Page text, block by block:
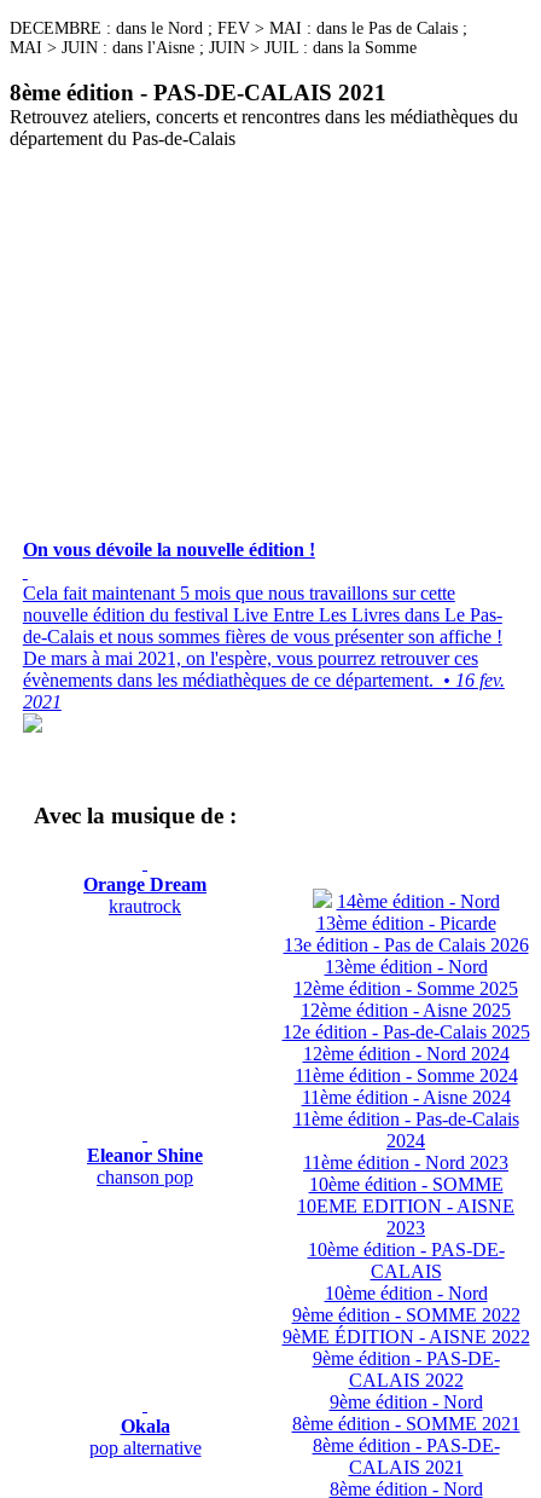
DECEMBRE : dans le Nord ; FEV > MAI : dans le Pas de Calais ;
MAI > JUIN : dans l'Aisne ; JUIN > JUIL : dans la Somme
8ème édition - PAS-DE-CALAIS 2021
Retrouvez ateliers, concerts et rencontres dans les médiathèques du
département du Pas-de-Calais
On vous dévoile la nouvelle édition !
Cela fait maintenant 5 mois que nous travaillons sur cette
nouvelle édition du festival Live Entre Les Livres dans Le Pas-
de-Calais et nous sommes fières de vous présenter son affiche !
De mars à mai 2021, on l'espère, vous pourrez retrouver ces
évènements dans les médiathèques de ce département. • 16 fev.
2021
Avec la musique de :
Orange Dream
krautrock
Eleanor Shine
chanson pop
Okala
pop alternative
14ème édition - Nord
13ème édition - Picarde
13e édition - Pas de Calais 2026
13ème édition - Nord
12ème édition - Somme 2025
12ème édition - Aisne 2025
12e édition - Pas-de-Calais 2025
12ème édition - Nord 2024
11ème édition - Somme 2024
11ème édition - Aisne 2024
11ème édition - Pas-de-Calais
2024
11ème édition - Nord 2023
10ème édition - SOMME
10EME EDITION - AISNE
2023
10ème édition - PAS-DE-
CALAIS
10ème édition - Nord
9ème édition - SOMME 2022
9èME ÉDITION - AISNE 2022
9ème édition - PAS-DE-
CALAIS 2022
9ème édition - Nord
8ème édition - SOMME 2021
8ème édition - PAS-DE-
CALAIS 2021
8ème édition - Nord